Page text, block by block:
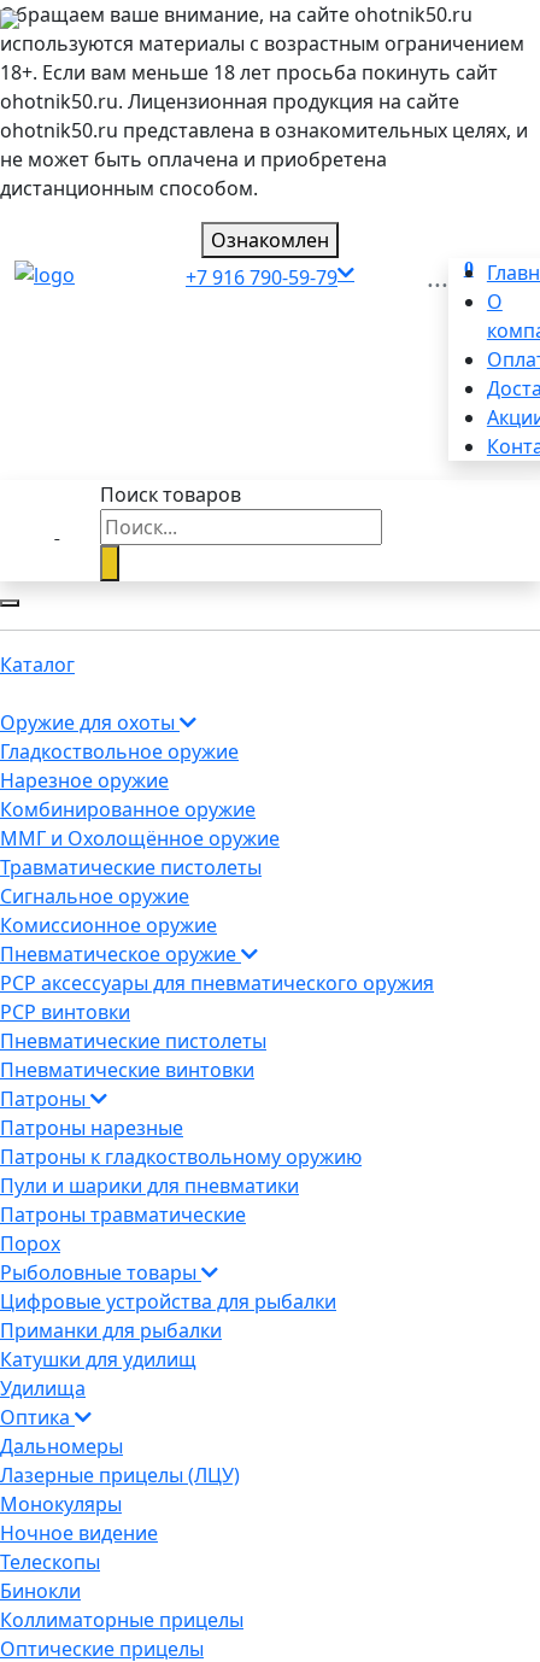
Обращаем ваше внимание, на сайте ohotnik50.ru
используются материалы с возрастным ограничением
18+. Если вам меньше 18 лет просьба покинуть сайт
ohotnik50.ru. Лицензионная продукция на сайте
ohotnik50.ru представлена в ознакомительных целях, и
не может быть оплачена и приобретена
дистанционным способом.
Ознакомлен
+7 916 790-59-79
0
...
О
Поиск товаров
Каталог
Оружие для охоты
Гладкоствольное оружие
Нарезное оружие
Комбинированное оружие
ММГ и Охолощённое оружие
Травматические пистолеты
Сигнальное оружие
Комиссионное оружие
Пневматическое оружие
PCP аксессуары для пневматического оружия
PCP винтовки
Пневматические пистолеты
Пневматические винтовки
Патроны
Патроны нарезные
Патроны к гладкоствольному оружию
Пули и шарики для пневматики
Патроны травматические
Порох
Рыболовные товары
Цифровые устройства для рыбалки
Приманки для рыбалки
Катушки для удилищ
Удилища
Оптика
Дальномеры
Лазерные прицелы (ЛЦУ)
Монокуляры
Ночное видение
Телескопы
Бинокли
Коллиматорные прицелы
Оптические прицелы